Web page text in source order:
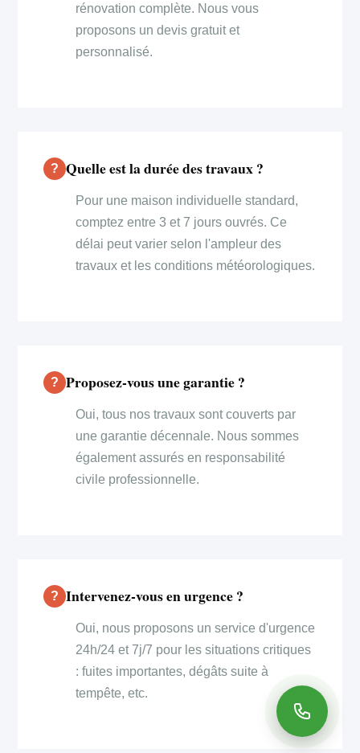
rénovation complète. Nous vous
proposons un devis gratuit et
personnalisé.
Quelle est la durée des travaux ?
Pour une maison individuelle standard,
comptez entre 3 et 7 jours ouvrés. Ce
délai peut varier selon l'ampleur des
travaux et les conditions météorologiques.
Proposez-vous une garantie ?
Oui, tous nos travaux sont couverts par
une garantie décennale. Nous sommes
également assurés en responsabilité
civile professionnelle.
Intervenez-vous en urgence ?
Oui, nous proposons un service d'urgence
24h/24 et 7j/7 pour les situations critiques
: fuites importantes, dégâts suite à
tempête, etc.